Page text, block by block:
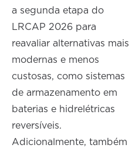
a segunda etapa do
LRCAP 2026 para
reavaliar alternativas mais
modernas e menos
custosas, como sistemas
de armazenamento em
baterias e hidrelétricas
reversíveis.
Adicionalmente, também